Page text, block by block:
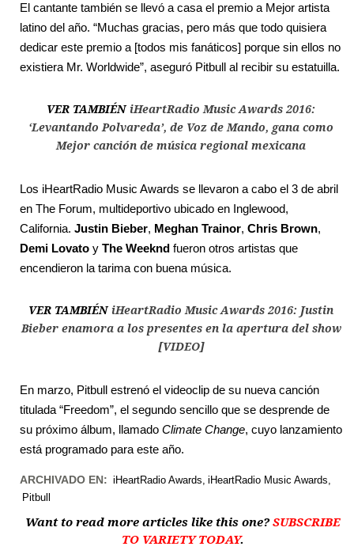
El cantante también se llevó a casa el premio a Mejor artista
latino del año. “Muchas gracias, pero más que todo quisiera
dedicar este premio a [todos mis fanáticos] porque sin ellos no
existiera Mr. Worldwide”, aseguró Pitbull al recibir su estatuilla.
VER TAMBIÉN iHeartRadio Music Awards 2016:
‘Levantando Polvareda’, de Voz de Mando, gana como
Mejor canción de música regional mexicana
Los iHeartRadio Music Awards se llevaron a cabo el 3 de abril
en The Forum, multideportivo ubicado en Inglewood,
California. Justin Bieber, Meghan Trainor, Chris Brown,
Demi Lovato y The Weeknd fueron otros artistas que
encendieron la tarima con buena música.
VER TAMBIÉN iHeartRadio Music Awards 2016: Justin
Bieber enamora a los presentes en la apertura del show
[VIDEO]
En marzo, Pitbull estrenó el videoclip de su nueva canción
titulada “Freedom”, el segundo sencillo que se desprende de
su próximo álbum, llamado Climate Change, cuyo lanzamiento
está programado para este año.
ARCHIVADO EN: iHeartRadio Awards iHeartRadio Music Awards
Pitbull
Want to read more articles like this one?SUBSCRIBE
TO VARIETY TODAY.